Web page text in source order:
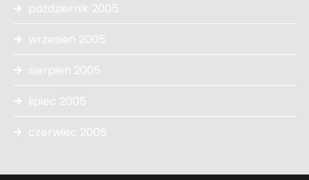
październik 2005
wrzesień 2005
sierpień 2005
lipiec 2005
czerwiec 2005